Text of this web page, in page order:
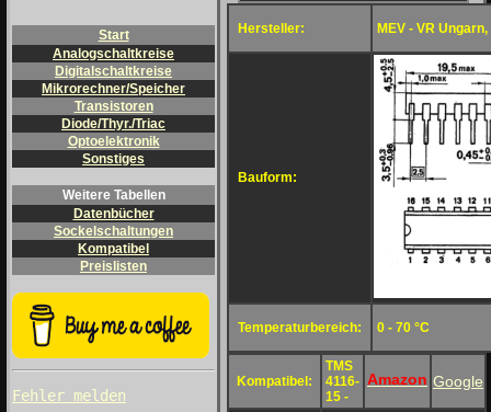
Start
Analogschaltkreise
Digitalschaltkreise
Mikrorechner/Speicher
Transistoren
Diode/Thyr./Triac
Optoelektronik
Sonstiges
Weitere Tabellen
Datenbücher
Sockelschaltungen
Kompatibel
Preislisten
Fehler melden
Hersteller: MEV - VR
Bauform:
Temperaturbereich: 0 - 70 °C
Kompatibel:
TMS
4116-
15 -
Amazon Google